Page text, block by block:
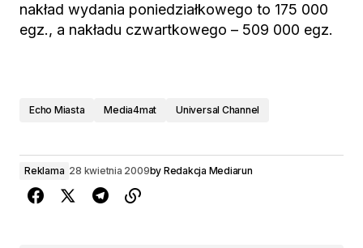
nakład wydania poniedziałkowego to 175 000
egz., a nakładu czwartkowego – 509 000 egz.
Echo Miasta Media4mat Universal Channel
Reklama 28 kwietnia 2009by Redakcja Mediarun